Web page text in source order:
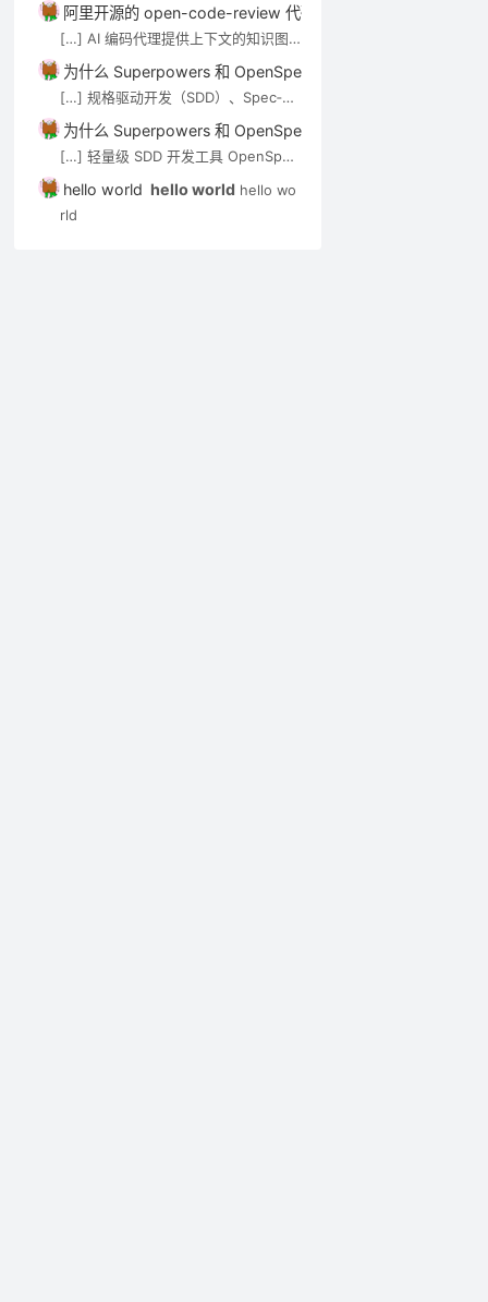
技术介绍。审查 Agent（如 open-co
de-review）可通过 MCP […]
阿里开源的 open-code-review 代码审查工具介绍－AI技术－志
[…] AI 编码代理提供上下文的知识图
谱/语义搜索类工具，见 AI 代码知识图
谱与上下文工具。审查 Agent（如 op
为什么 Superpowers 和 OpenSpec 都强调”先想后做”？－AI技
[…] 规格驱动开发（SDD）、Spec‑Kit
与 OpenSpec 在 Cursor 中的应用实
践 […]
为什么 Superpowers 和 OpenSpec 都强调”先想后做”？－AI技
[…] 轻量级 SDD 开发工具 OpenSpec
实用入门指南 […]
hello world hello world hello wo
rld